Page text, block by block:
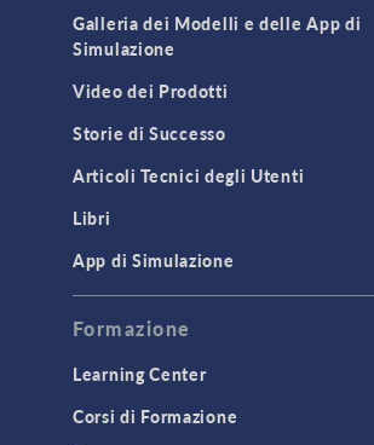
Galleria dei Modelli e delle App di
Simulazione
Video dei Prodotti
Storie di Successo
Articoli Tecnici degli Utenti
Libri
App di Simulazione
Formazione
Learning Center
Corsi di Formazione